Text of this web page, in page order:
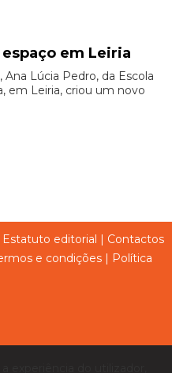
em Leiria
Lúcia Pedro, da Escola
em Leiria, criou um novo
Estatuto editorial | Contactos
e condições | Política